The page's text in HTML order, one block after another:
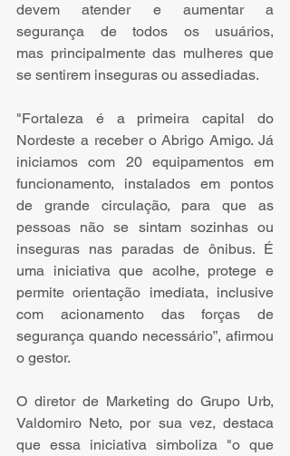
devem atender e aumentar a
segurança de todos os usuários,
mas principalmente das mulheres que
se sentirem inseguras ou assediadas.
"Fortaleza é a primeira capital do
Nordeste a receber o Abrigo Amigo. Já
iniciamos com 20 equipamentos em
funcionamento, instalados em pontos
de grande circulação, para que as
pessoas não se sintam sozinhas ou
inseguras nas paradas de ônibus. É
uma iniciativa que acolhe, protege e
permite orientação imediata, inclusive
com acionamento das forças de
segurança quando necessário”, afirmou
o gestor.
O diretor de Marketing do Grupo Urb,
Valdomiro Neto, por sua vez, destaca
que essa iniciativa simboliza "o que